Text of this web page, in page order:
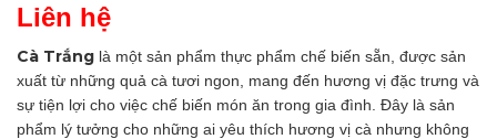
Liên hệ
Cà Trắng là một sản phẩm thực phẩm chế biến sẵn, được sản
xuất từ những quả cà tươi ngon, mang đến hương vị đặc trưng và
sự tiện lợi cho việc chế biến món ăn trong gia đình. Đây là sản
phẩm lý tưởng cho những ai yêu thích hương vị cà nhưng không